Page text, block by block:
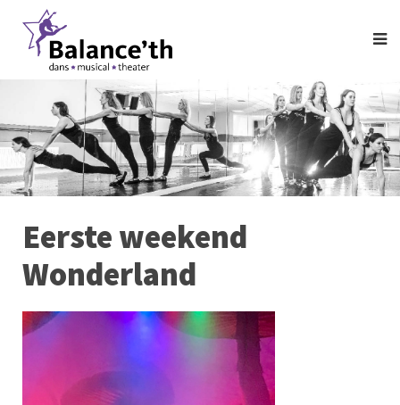
Eerste weekend
Wonderland